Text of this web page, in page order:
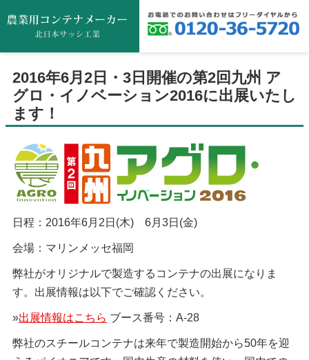
2016年6月2日・3日開催の第2回九州 ア
グロ・イノベーション2016に出展いたし
ます！
日程：2016年6月2日(木) 6月3日(金)
会場：マリンメッセ福岡
弊社がオリジナルで製造するコンテナの出展になりま
す。出展情報は以下でご確認ください。
»出展情報はこちら ブース番号：A-28
弊社のスチールコンテナは来年で製造開始から50年を迎